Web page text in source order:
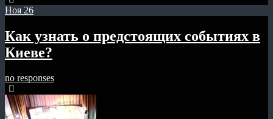
Ноя 26
Как узнать о предстоящих событиях в
Киеве?
no responses